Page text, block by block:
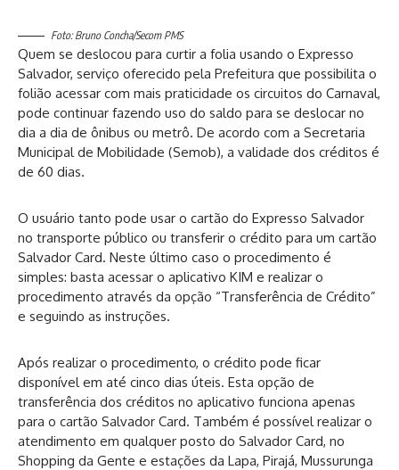
Foto: Bruno Concha/Secom PMS
Quem se deslocou para curtir a folia usando o Expresso
Salvador, serviço oferecido pela Prefeitura que possibilita o
folião acessar com mais praticidade os circuitos do Carnaval,
pode continuar fazendo uso do saldo para se deslocar no
dia a dia de ônibus ou metrô. De acordo com a Secretaria
Municipal de Mobilidade (Semob), a validade dos créditos é
de 60 dias.
O usuário tanto pode usar o cartão do Expresso Salvador
no transporte público ou transferir o crédito para um cartão
Salvador Card. Neste último caso o procedimento é
simples: basta acessar o aplicativo KIM e realizar o
procedimento através da opção “Transferência de Crédito”
e seguindo as instruções.
Após realizar o procedimento, o crédito pode ficar
disponível em até cinco dias úteis. Esta opção de
transferência dos créditos no aplicativo funciona apenas
para o cartão Salvador Card. Também é possível realizar o
atendimento em qualquer posto do Salvador Card, no
Shopping da Gente e estações da Lapa, Pirajá, Mussurunga